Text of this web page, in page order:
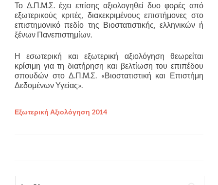
Το Δ.Π.Μ.Σ. έχει επίσης αξιολογηθεί δυο φορές από
εξωτερικούς κριτές, διακεκριμένους επιστήμονες στο
επιστημονικό πεδίο της Βιοστατιστικής, ελληνικών ή
ξένων Πανεπιστημίων.
Η εσωτερική και εξωτερική αξιολόγηση θεωρείται
κρίσιμη για τη διατήρηση και βελτίωση του επιπέδου
σπουδών στο Δ.Π.Μ.Σ. «Βιοστατιστική και Επιστήμη
Δεδομένων Υγείας».
Εξωτερική Αξιολόγηση 2014